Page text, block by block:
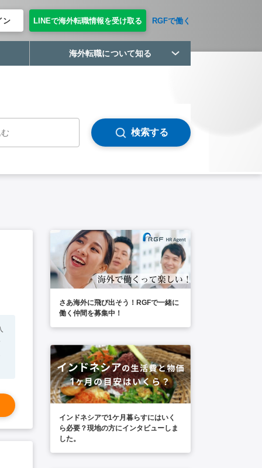
ン LINEで海外転職情報を受け取る RGFで働く
海外転職について知る
検索する
さあ海外に飛び出そう！RGFで一緒に
働く仲間を募集中！
インドネシアで1ケ月暮らすにはいく
ら必要？現地の方にインタビューしま
した。